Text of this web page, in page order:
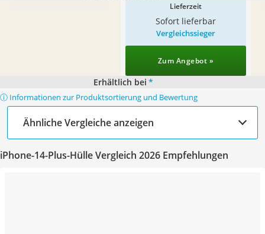
Lieferzeit
Sofort lieferbar
Vergleichssieger
Zum Angebot »
Erhältlich bei *
ⓘ Informationen zur Produktsortierung und Bewertung
Ähnliche Vergleiche anzeigen
iPhone-14-Plus-Hülle Vergleich 2026 Empfehlungen